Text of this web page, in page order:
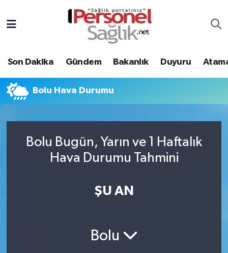
Son Dakika Gündem Bakanlık Duyuru
Bolu Hava Durumu
Bolu Bugün, Yarın ve 1 Haftalık
Hava Durumu Tahmini
ŞU AN
Bolu
Gündem
Bakanlık
Atamalar
Nöbetçi Eczaneler
Hava Durumu
Trafik Durumu
Tüm Manşetler